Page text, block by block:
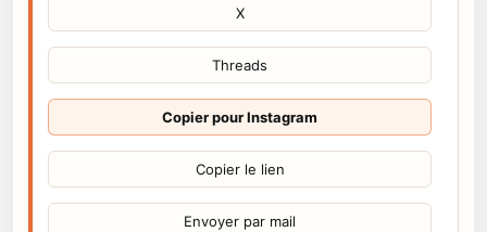
X
Threads
Copier pour Instagram
Copier le lien
Envoyer par mail